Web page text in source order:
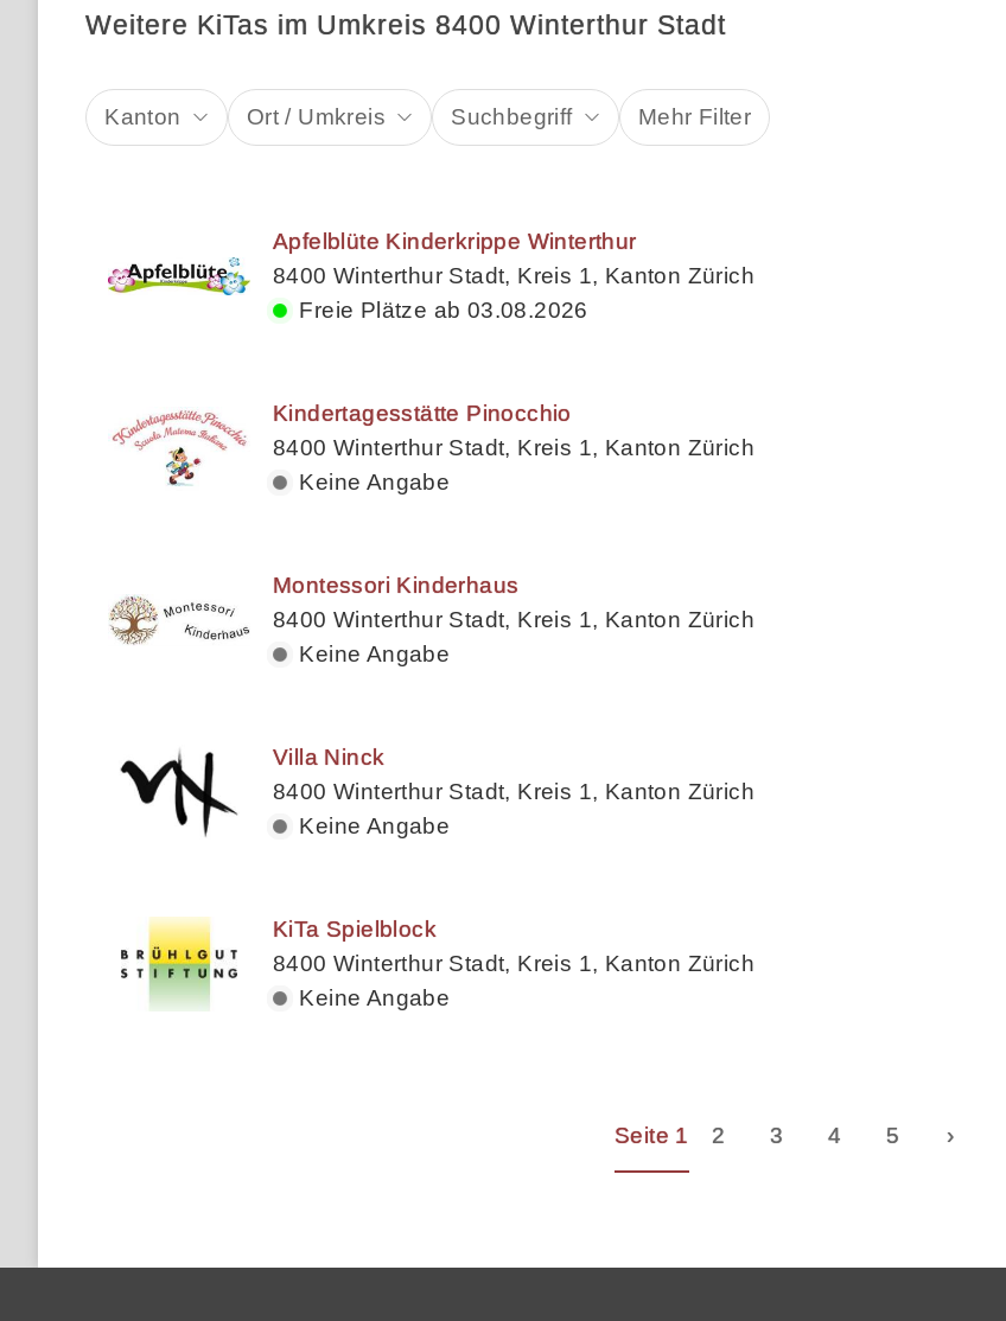
Weitere KiTas im Umkreis 8400 Winterthur Stadt
Kanton Ort / Umkreis Suchbegriff Mehr Filter
Apfelblüte Kinderkrippe Winterthur
8400 Winterthur Stadt, Kreis 1, Kanton Zürich
Freie Plätze ab 03.08.2026
Kindertagesstätte Pinocchio
8400 Winterthur Stadt, Kreis 1, Kanton Zürich
Keine Angabe
Montessori Kinderhaus
8400 Winterthur Stadt, Kreis 1, Kanton Zürich
Keine Angabe
Villa Ninck
8400 Winterthur Stadt, Kreis 1, Kanton Zürich
Keine Angabe
KiTa Spielblock
8400 Winterthur Stadt, Kreis 1, Kanton Zürich
Keine Angabe
Seite 1 2 3 4 5 ›